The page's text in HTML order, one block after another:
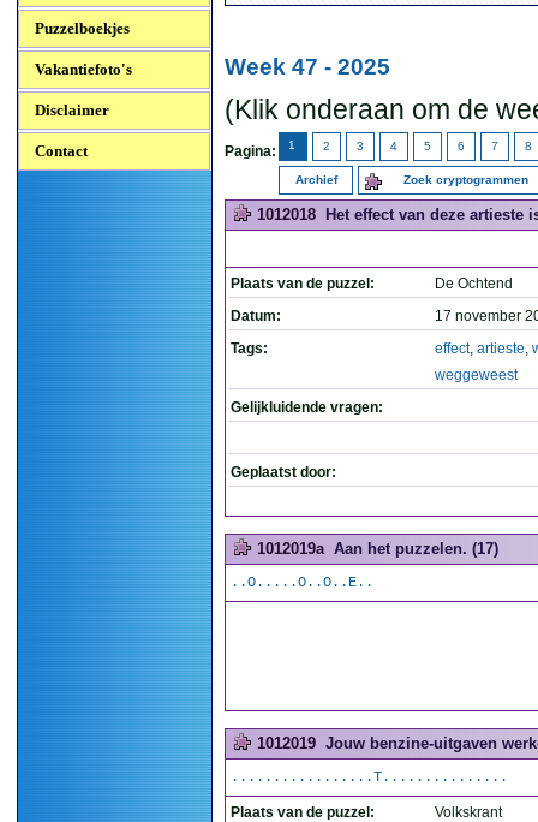
Puzzelboekjes
Vakantiefoto's
Disclaimer
Contact
Week 47 - 2025
(Klik onderaan om de
Pagina: 1 2 3 4 5 6 7 8
Archief Zoek cryptogrammen
1012018 Het effect van deze artieste
Plaats van de puzzel:
De Ochtend
Datum:
17 november
Tags:
effect, artieste,
weggeweest
Gelijkluidende vragen:
Geplaatst door:
1012019a Aan het puzzelen. (17)
..O.....O..O..E..
1012019 Jouw benzine-uitgaven
.................T...............
Plaats van de puzzel:
Volkskrant